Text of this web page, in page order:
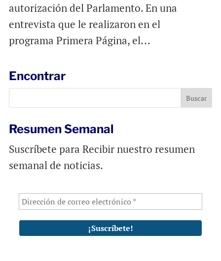
autorización del Parlamento. En una
entrevista que le realizaron en el
programa Primera Página, el...
Encontrar
Resumen Semanal
Suscríbete para Recibir nuestro resumen
semanal de noticias.